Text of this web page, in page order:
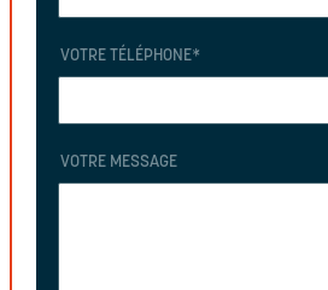
VOTRE TÉLÉPHONE*
VOTRE MESSAGE